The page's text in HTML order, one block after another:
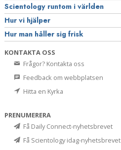
Scientology runtom i världen
Hur vi hjälper
Hur man håller sig frisk
KONTAKTA OSS
Frågor? Kontakta oss
Feedback om webbplatsen
Hitta en Kyrka
PRENUMERERA
Få Daily Connect-nyhetsbrevet
Få Scientology idag-nyhetsbrevet